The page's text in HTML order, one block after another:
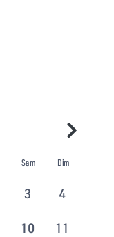
Sam Dim
3 4
10 11